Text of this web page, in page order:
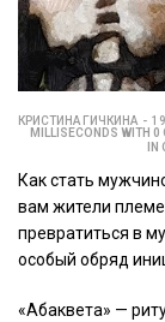
КРИСТИНА ГИЧКИНА
MILLISECONDS WITH 0
Как стать
вам жители
превратиться в
особый обряд
«Абаквета» —